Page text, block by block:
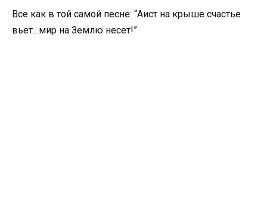
Все как в той самой песне: “Аист на крыше счастье
вьет…мир на Землю несет!”